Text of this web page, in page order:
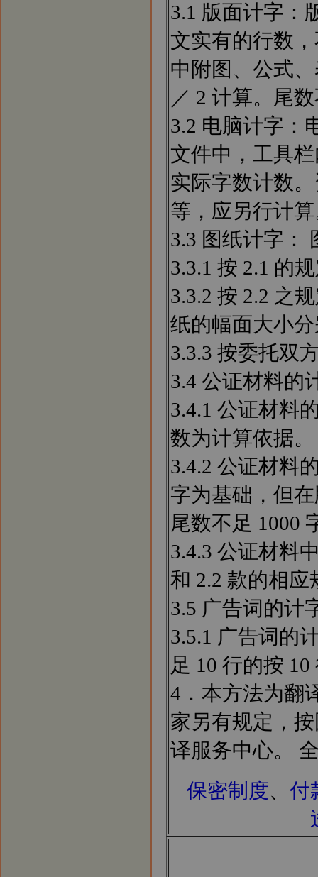
3.1 版面计字：
文实有的行数
中附图、公式
／ 2 计算。尾
3.2 电脑计字：
文件中，工具
实际字数计数
等，应另行计
3.3 图纸计字：
3.3.1 按 2.1 的
3.3.2 按 2.2 之
纸的幅面大小
3.3.3 按委托双
3.4 公证材料的
3.4.1 公证材料
数为计算依据。
3.4.2 公证材料
字为基础，但
尾数不足 1000
3.4.3 公证材料
和 2.2 款的相应
3.5 广告词的计
3.5.1 广告词的
足 10 行的按 10
4．本方法为翻
家另有规定，
译服务中心。
保密制度、 付